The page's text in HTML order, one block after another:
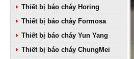
Thiết bị báo cháy Horing
Thiết bị báo cháy Formosa
Thiết bị báo cháy Yun Yang
Thiết bị báo cháy ChungMei